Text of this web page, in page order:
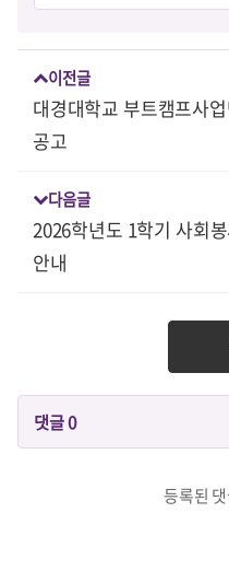
이전글
대경대학교 부트캠프사
공고
다음글
2026학년도 1학기 사회
안내
댓글0
등록된